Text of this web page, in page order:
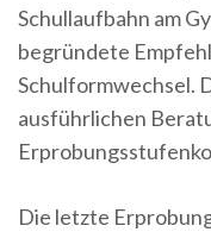
Schullaufbahn am
begründete
Schulformwechsel.
ausführlichen
Die letzte